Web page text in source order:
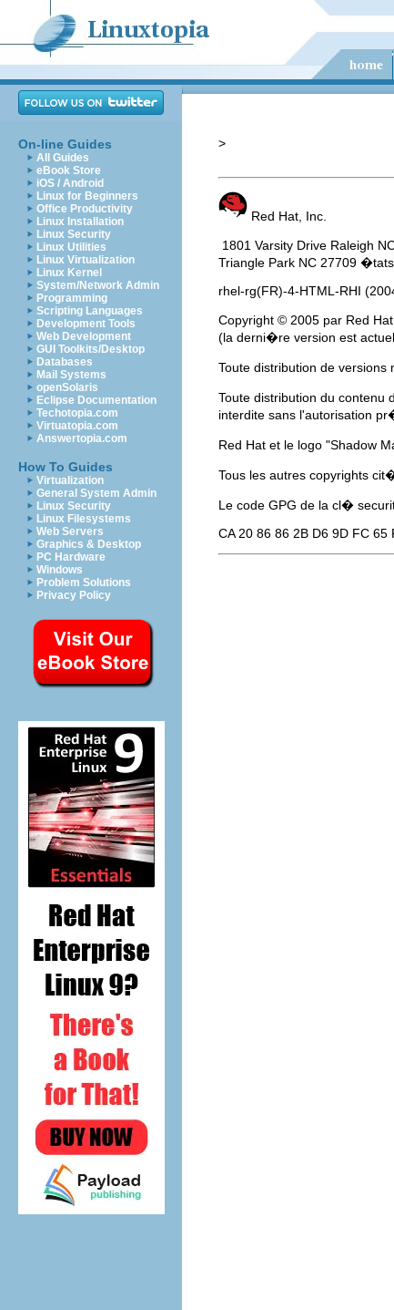
On-line Guides
All Guides
eBook Store
iOS / Android
Linux for Beginners
Office Productivity
Linux Installation
Linux Security
Linux Utilities
Linux Virtualization
Linux Kernel
System/Network Admin
Programming
Scripting Languages
Development Tools
Web Development
GUI Toolkits/Desktop
Databases
Mail Systems
openSolaris
Eclipse Documentation
Techotopia.com
Virtuatopia.com
Answertopia.com
How To Guides
Virtualization
General System Admin
Linux Security
Linux Filesystems
Web Servers
Graphics & Desktop
PC Hardware
Windows
Problem Solutions
Privacy Policy
>
Red Hat, Inc.
1801 Varsity Drive Raleigh
Triangle Park NC 27709
rhel-rg(FR)-4-HTML-RHI
Copyright © 2005 par Red
(la derni�re version est
Toute distribution de
Toute distribution du
interdite sans l'autorisation
Red Hat et le logo "Shadow
Tous les autres copyrights
Le code GPG de la cl�
CA 20 86 86 2B D6 9D FC 65